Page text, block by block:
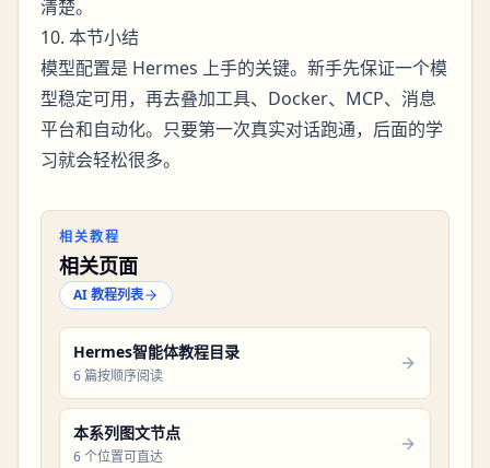
清楚。
10. 本节小结
模型配置是 Hermes 上手的关键。新手先保证一个模
型稳定可用，再去叠加工具、Docker、MCP、消息
平台和自动化。只要第一次真实对话跑通，后面的学
习就会轻松很多。
相关教程
相关页面
AI 教程列表
Hermes智能体教程目录
6 篇按顺序阅读
本系列图文节点
6 个位置可直达